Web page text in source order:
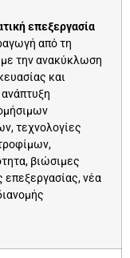
επεξεργασία
από τη
την ανακύκλωση
και
τεχνολογίες
βιώσιμες
επεξεργασίας, νέα